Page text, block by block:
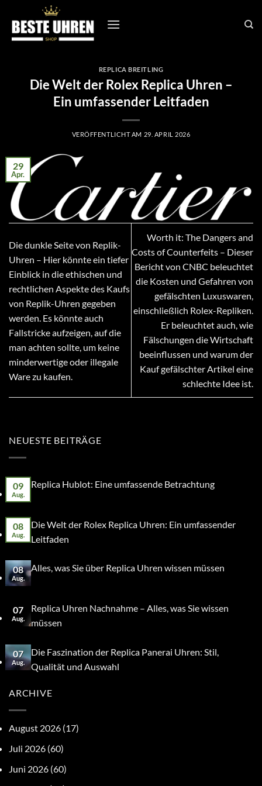
Inhalt
springen
REPLICA BREITLING
Die Welt der Rolex Replica Uhren –
Ein umfassender Leitfaden
VERÖFFENTLICHT AM 29. APRIL 2026
29
Apr.
Die dunkle Seite von Replik-
Uhren – Hier könnte ein tiefer
Einblick in die ethischen und
rechtlichen Aspekte des Kaufs
von Replik-Uhren gegeben
werden. Es könnte auch
Fallstricke aufzeigen, auf die
man achten sollte, um keine
minderwertige oder illegale
Ware zu kaufen.
Worth it: The Dangers and
Costs of Counterfeits – Dieser
Bericht von CNBC beleuchtet
die Kosten und Gefahren von
gefälschten Luxuswaren,
einschließlich Rolex-Repliken.
Er beleuchtet auch, wie
Fälschungen die Wirtschaft
beeinflussen und warum der
Kauf gefälschter Artikel eine
schlechte Idee ist.
NEUESTE BEITRÄGE
09
Aug.
Replica Hublot: Eine umfassende Betrachtung
08
Aug.
Die Welt der Rolex Replica Uhren: Ein umfassender
Leitfaden
08
Aug.
Alles, was Sie über Replica Uhren wissen müssen
07
Aug.
Replica Uhren Nachnahme – Alles, was Sie wissen
müssen
07
Aug.
Die Faszination der Replica Panerai Uhren: Stil,
Qualität und Auswahl
ARCHIVE
August 2026 (17)
Juli 2026 (60)
Juni 2026 (60)